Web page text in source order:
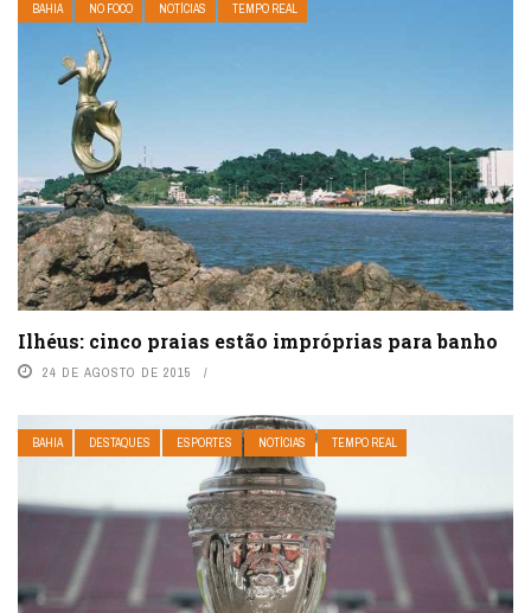
BAHIA NO FOCO NOTÍCIAS TEMPO REAL
Ilhéus: cinco praias estão impróprias para banho
24 DE AGOSTO DE 2015
BAHIA DESTAQUES ESPORTES NOTÍCIAS TEMPO REAL